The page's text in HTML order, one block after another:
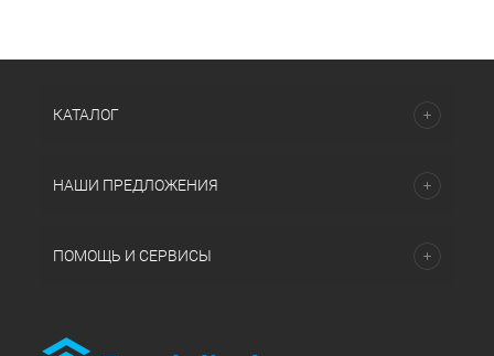
КАТАЛОГ
НАШИ ПРЕДЛОЖЕНИЯ
ПОМОЩЬ И СЕРВИСЫ